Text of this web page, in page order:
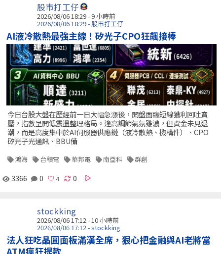
股市打工仔
2026/08/06 18:29 -9 小時前
2026/08/06 18:29 - 股市打工仔
AI液冷散熱最強主線！矽光子CPO狂飆接棒
今日台股大盤在歷經前一日大幅急漲後，開盤面臨短線獲利回吐賣
壓，指數呈開低震盪整理格局。逢高調節氣氛雖濃，但資金未見退
潮，而是高度集中於AI伺服器供應鏈（液冷散熱、機構件）、CPO
矽光子光通訊、BBU備
鴻海 台積電 華邦電 南亞科 群創
3366 0 0
stockking
2026/08/06 17:12 -10 小時前
2026/08/06 17:12 - stockking
法人狂吃晶圓面板滿漢全席，狠心把金融與AI老將當
ATM瘋狂提款